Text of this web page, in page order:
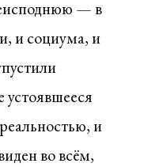
— в
и социума, и
и
во всём,